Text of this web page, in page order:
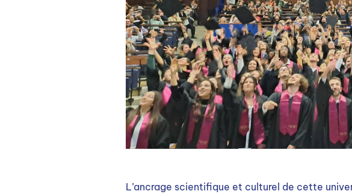
L’ancrage scientifique et culturel de cette